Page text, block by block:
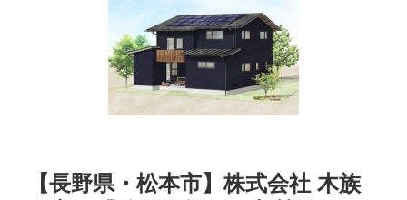
【長野県・松本市】株式会社 木族